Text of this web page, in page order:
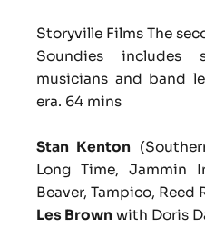
Storyville Films The
Soundies
musicians and band
era. 64 mins
Stan Kenton (
Long Time, Jammin
Beaver, Tampico, Reed
Les Brown with Doris